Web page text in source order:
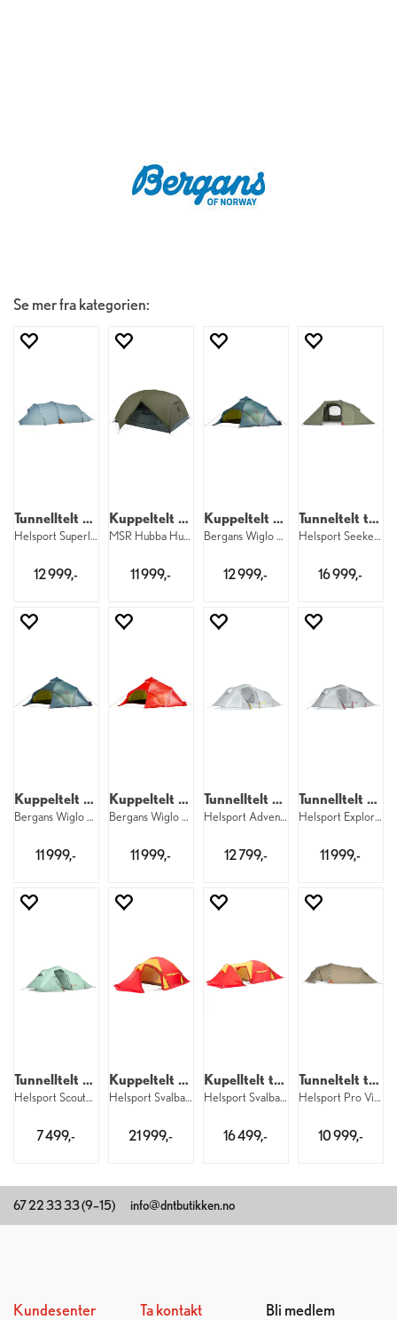
Se mer fra kategorien:
Tunnelltelt til 4
Helsport Superlight Fjellheimen 4 Camp
12 999,-
Kuppeltelt til 3
MSR Hubba Hubba LT 3
11 999,-
Kuppeltelt til 6
Bergans Wiglo LT 2 6 12757
12 999,-
Tunneltelt til 4
Helsport Seeker Gimle 4+ Tunnel
16 999,-
Kuppeltelt til 4
Bergans Wiglo LT 2 4 12757
11 999,-
Kuppeltelt til 4
Bergans Wiglo LT 2 4 671
11 999,-
Tunnelltelt til 3
Helsport Adventure Lofoten SL 3 10510
12 799,-
Tunnelltelt til 3
Helsport Explorer Lofoten Pro 3 10513
11 999,-
Tunnelltelt til 3
Helsport Scouter Lofoten 3 20804
7 499,-
Kuppeltelt til 6
Helsport Svalbard 6 Camp
21 999,-
Kupelltelt til 3
Helsport Svalbard High 3 Camp
16 499,-
Tunneltelt til 3
Helsport Pro Vidda 3 67310
10 999,-
67 22 33 33 (9–15) info@dntbutikken.no
Kundesenter
Ta kontakt Bli medlem